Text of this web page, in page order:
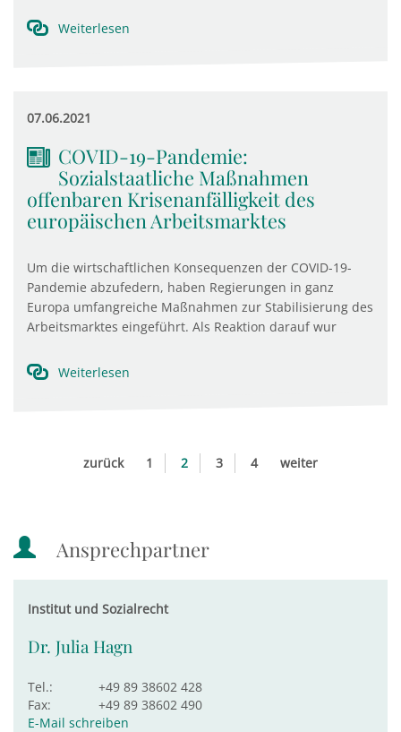
Weiterlesen
07.06.2021
COVID-19-Pandemie:
Sozialstaatliche Maßnahmen
offenbaren Krisenanfälligkeit des
europäischen Arbeitsmarktes
Um die wirtschaftlichen Konsequenzen der COVID-19-
Pandemie abzufedern, haben Regierungen in ganz
Europa umfangreiche Maßnahmen zur Stabilisierung des
Arbeitsmarktes eingeführt. Als Reaktion darauf wur
Weiterlesen
zurück 1 2 3 4 weiter
Ansprechpartner
Institut und Sozialrecht
Dr. Julia Hagn
Tel.:
+49 89 38602 428
Fax:
+49 89 38602 490
E-Mail schreiben